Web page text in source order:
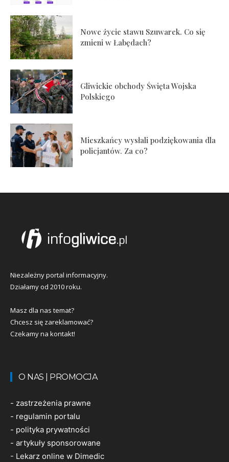
Nowe życie stawu Szuwarek. Co się
zmieni w Łabędach?
Gliwickie obchody Święta Wojska
Polskiego
Mieszkańcy wysłali podziękowania dla
policjantów. Za co?
Niezależny portal informacyjny.
Działamy od 2010 roku.
Masz dla nas temat?
Chcesz się zareklamować?
Czekamy na kontakt!
O NAS | PROMOCJA
- zastrzeżenia prawne
- regulamin portalu
- polityka prywatności
- artykuły sponsorowane
- Lekarz online w Dimedic